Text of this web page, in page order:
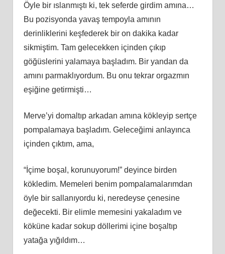
Öyle bir ıslanmıştı ki, tek seferde girdim amına…
Bu pozisyonda yavaş tempoyla amının
derinliklerini keşfederek bir on dakika kadar
sikmiştim. Tam gelecekken içinden çıkıp
göğüslerini yalamaya başladım. Bir yandan da
amını parmaklıyordum. Bu onu tekrar orgazmın
eşiğine getirmişti…
Merve’yi domaltıp arkadan amına kökleyip sertçe
pompalamaya başladım. Geleceğimi anlayınca
içinden çıktım, ama,
“İçime boşal, korunuyorum!” deyince birden
kökledim. Memeleri benim pompalamalarımdan
öyle bir sallanıyordu ki, neredeyse çenesine
değecekti. Bir elimle memesini yakaladım ve
köküne kadar sokup döllerimi içine boşaltıp
yatağa yığıldım…